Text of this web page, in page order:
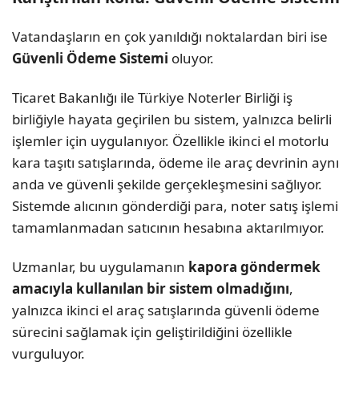
Vatandaşların en çok yanıldığı noktalardan biri ise
Güvenli Ödeme Sistemi oluyor.
Ticaret Bakanlığı ile Türkiye Noterler Birliği iş
birliğiyle hayata geçirilen bu sistem, yalnızca belirli
işlemler için uygulanıyor. Özellikle ikinci el motorlu
kara taşıtı satışlarında, ödeme ile araç devrinin aynı
anda ve güvenli şekilde gerçekleşmesini sağlıyor.
Sistemde alıcının gönderdiği para, noter satış işlemi
tamamlanmadan satıcının hesabına aktarılmıyor.
Uzmanlar, bu uygulamanın kapora göndermek
amacıyla kullanılan bir sistem olmadığını,
yalnızca ikinci el araç satışlarında güvenli ödeme
sürecini sağlamak için geliştirildiğini özellikle
vurguluyor.